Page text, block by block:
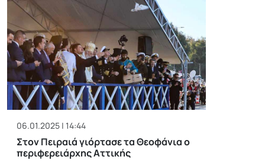
06.01.2025 | 14:44
Στον Πειραιά γιόρτασε τα Θεοφάνια ο
περιφερειάρχης Αττικής